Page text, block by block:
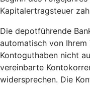
Kapitalertragsteuer
Die depotführende
automatisch von Ihrem
Kontoguthaben nicht
vereinbarte
widersprechen. Die